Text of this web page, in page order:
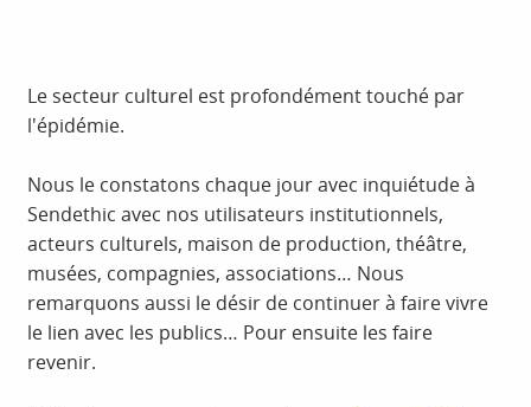
Le secteur culturel est profondément touché par
l'épidémie.
Nous le constatons chaque jour avec inquiétude à
Sendethic avec nos utilisateurs institutionnels,
acteurs culturels, maison de production, théâtre,
musées, compagnies, associations… Nous
remarquons aussi le désir de continuer à faire vivre
le lien avec les publics… Pour ensuite les faire
revenir.